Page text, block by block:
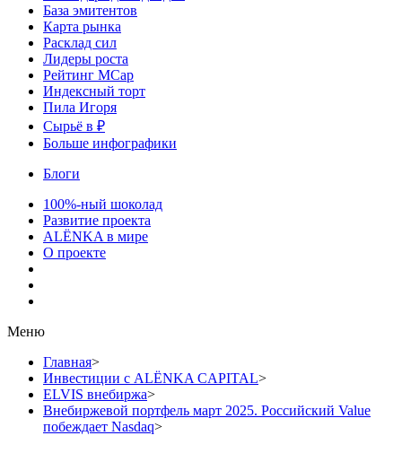
База эмитентов
Карта рынка
Расклад сил
Лидеры роста
Рейтинг MCap
Индексный торт
Пила Игоря
Сырьё в ₽
Больше инфографики
Блоги
100%-ный шоколад
Развитие проекта
ALЁNKA в мире
О проекте
Меню
Главная>
Инвестиции с ALЁNKA CAPITAL>
ELVIS внебиржа>
Внебиржевой портфель март 2025. Российский Value
побеждает Nasdaq>